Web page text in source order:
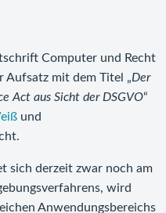
Computer und Recht
Aufsatz mit dem Titel „Der
Act aus Sicht der DSGVO“
und
sich derzeit zwar noch am
wird
Anwendungsbereichs